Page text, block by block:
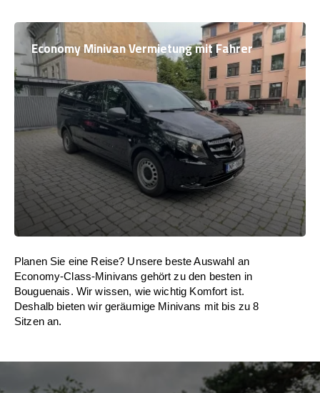
Economy Minivan Vermietung mit Fahrer
Planen Sie eine Reise? Unsere beste Auswahl an
Economy-Class-Minivans gehört zu den besten in
Bouguenais. Wir wissen, wie wichtig Komfort ist.
Deshalb bieten wir geräumige Minivans mit bis zu 8
Sitzen an.